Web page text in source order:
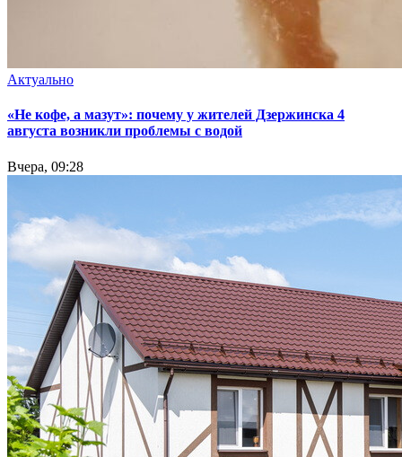
Актуально
«Не кофе, а мазут»: почему у жителей Дзержинска 4
августа возникли проблемы с водой
Вчера, 09:28